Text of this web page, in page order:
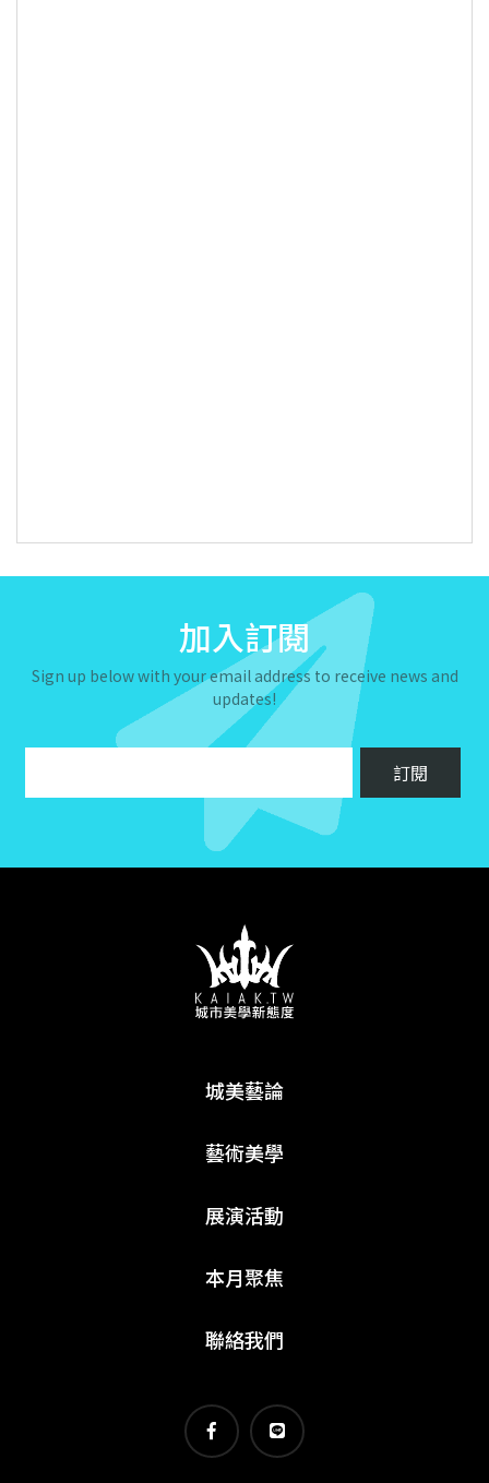
加入訂閱
Sign up below with your email address to receive news and
updates!
城美藝論
藝術美學
展演活動
本月聚焦
聯絡我們